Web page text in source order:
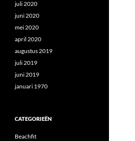
juli 2020
juni 2020
mei 2020
april 2020
augustus 2019
juli 2019
juni 2019
januari 1970
CATEGORIEËN
Beachfit